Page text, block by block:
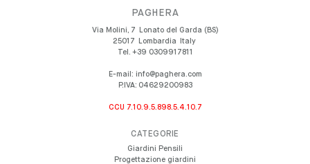
PAGHERA
Via Molini, 7
Lonato del Garda (BS)
25017
Lombardia
Italy
Tel. +39 0309917811
E-mail: info@paghera.com
P.IVA: 04629200983
CCU 7.10.9.5.898.5.4.10.7
CATEGORIE
Giardini Pensili
Progettazione giardini